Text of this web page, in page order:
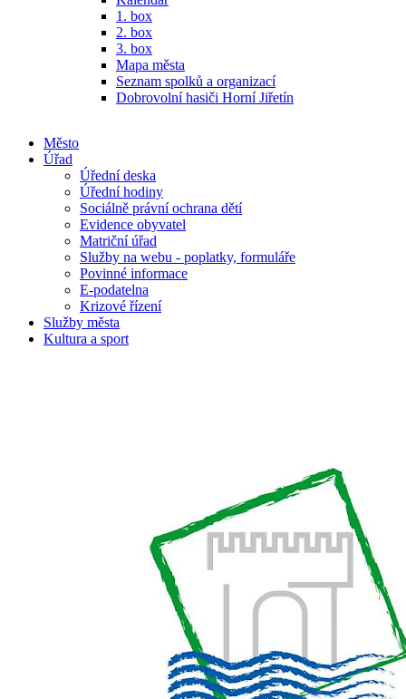
1. box
2. box
3. box
Mapa města
Seznam spolků a organizací
Dobrovolní hasiči Horní Jiřetín
Město
Úřad
Úřední deska
Úřední hodiny
Sociálně právní ochrana dětí
Evidence obyvatel
Matriční úřad
Služby na webu - poplatky, formuláře
Povinné informace
E-podatelna
Krizové řízení
Služby města
Kultura a sport